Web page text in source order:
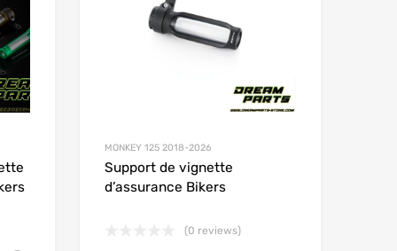
MONKEY 125 2018-2026
Support de vignette
d’assurance Bikers
(0 reviews)